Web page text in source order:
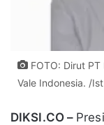
FOTO: Dirut
Vale Indonesia. /Ist
DIKSI.CO –